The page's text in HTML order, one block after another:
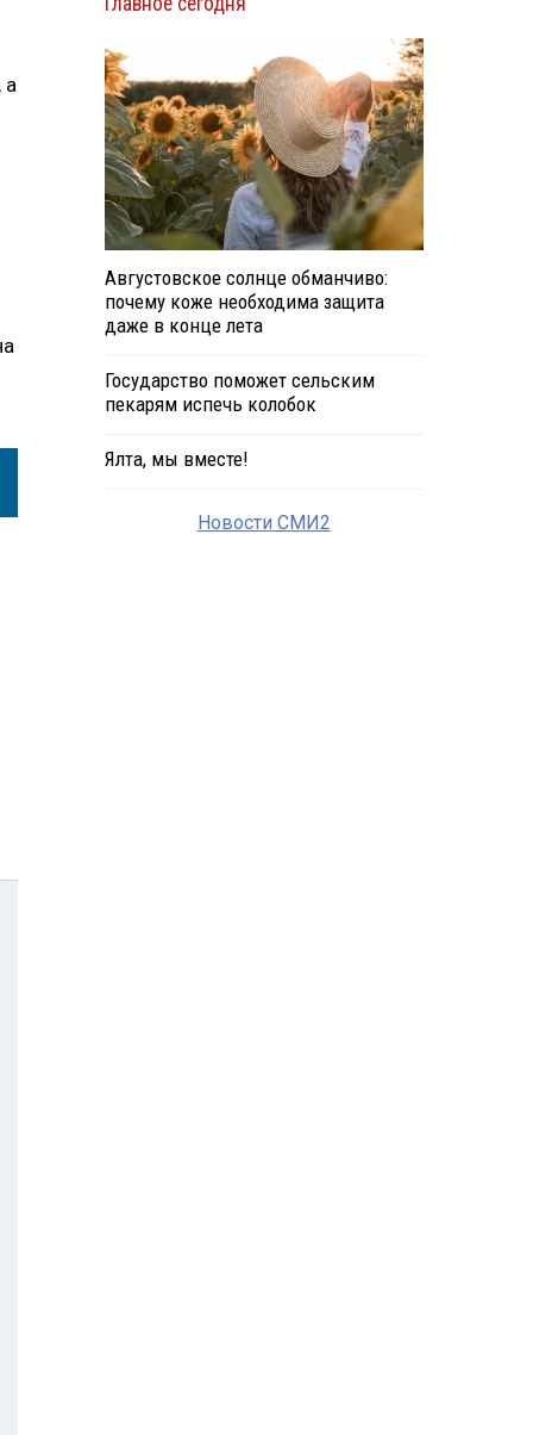
а
Августовское солнце обманчиво:
почему коже необходима защита
даже в конце лета
Государство поможет сельским
пекарям испечь колобок
Ялта, мы вместе!
Новости СМИ2